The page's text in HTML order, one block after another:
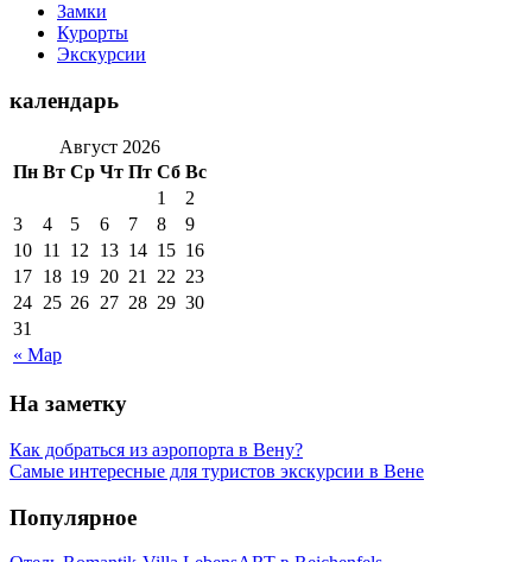
Замки
Курорты
Экскурсии
календарь
Август 2026
Пн Вт Ср Чт Пт Сб Вс
« Мар
1
2
3
4 5 6 7 8
9
10 11 12 13 14 15 16
17 18 19 20 21 22 23
24 25 26 27 28 29 30
31
На заметку
Как добраться из аэропорта в Вену?
Самые интересные для туристов экскурсии в Вене
Популярное